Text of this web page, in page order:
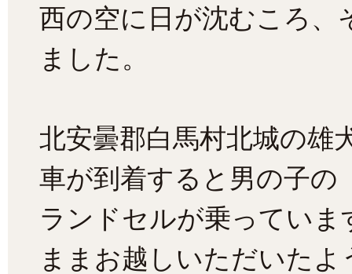
西の空に日が沈むころ、
ました。
北安曇郡白馬村北城の雄
車が到着すると男の子の
ランドセルが乗ってい
ままお越しいただいたよ